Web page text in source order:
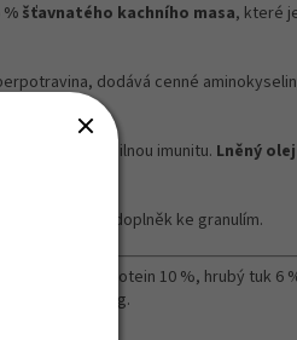
% šťavnatého kachního masa, které
dodává cenné
a vitamínů pro silnou imunitu. Lněný olej
tak i jako doplněk ke granulím.
hrubý protein 10 %, hrubý tuk 6
(3b510) 3 mg.